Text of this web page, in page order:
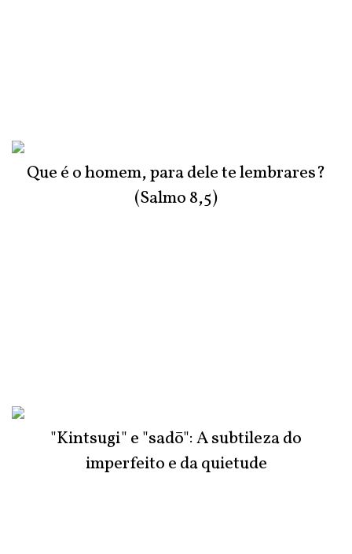
Que é o homem, para dele te lembrares?
(Salmo 8,5)
"Kintsugi" e "sadō": A subtileza do
imperfeito e da quietude